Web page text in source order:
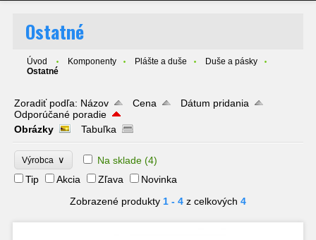
Ostatné
Úvod Komponenty Plášte a duše
Duše a pásky
Ostatné
Zoradiť podľa: Názov Cena
Dátum pridania
Odporúčané poradie
Obrázky
Tabuľka
Výrobca ∨ Na sklade (4)
Tip
Akcia Zľava
Novinka
Zobrazené produkty 1 - 4 z celkových 4